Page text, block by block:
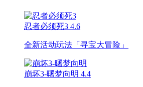
忍者必须死3 4.6
全新活动玩法「寻宝大冒险」
崩坏3-曙梦向明 4.4